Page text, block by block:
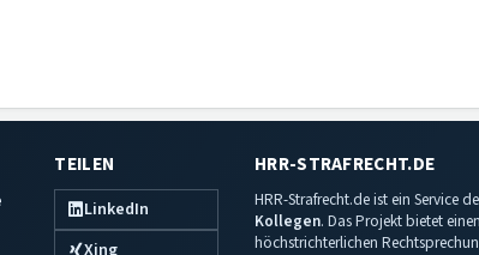
TEILEN
LinkedIn
Xing
HRR-STRAFRECHT.DE
HRR-Strafrecht.de ist ein Service
Kollegen. Das Projekt bietet
höchstrichterlichen